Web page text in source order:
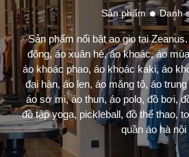
Sản phẩm Danh
Sản phẩm nổi bật ao gio tại
đông, áo xuân hè, áo khoác, áo
áo khoác phao, áo khoác kaki, áo
đại hàn, áo len, áo măng tô, áo
áo sơ mi, áo thun, áo polo, đồ bơi,
đồ tập yoga, pickleball, đồ thể thao,
quần áo hà nội